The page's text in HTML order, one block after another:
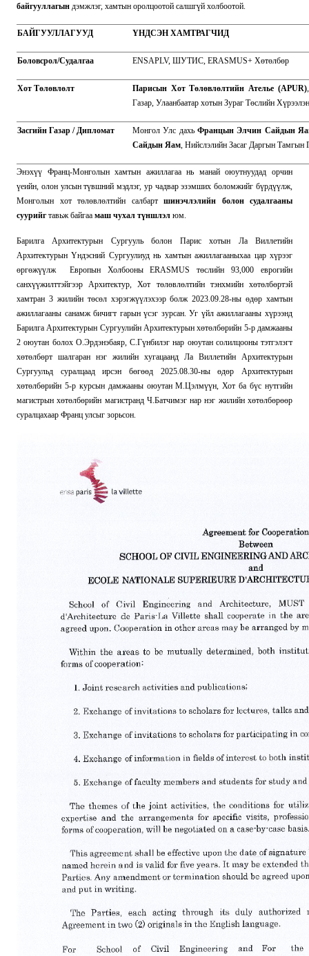
байгууллагын дэмжлэг, хамтын оролцоотой салшгүй холбоотой.
БАЙГУУЛЛАГУУД ҮНДСЭН ХАМТРАГЧИД
Боловсрол/Судалгаа ENSAPLV, ШУТИС, ERASMUS+ Хөтөлбөр
Хот Төлөвлөлт Парисын Хот Төлөвлөлтийн Ателье (APUR)
Газар, Улаанбаатар хотын Зураг Төслийн Хүрээлэн
Засгийн Газар / Дипломат Монгол Улс дахьФранцын Элчин Сайдын
Сайдын Яам , Нийслэлийн Засаг Даргын Тамгын
Энэхүү Франц-Монголын хамтын ажиллагаа нь манай оюутнуудад орчин
үеийн, олон улсын түвшний мэдлэг, ур чадвар эзэмших боломжийг бүрдүүлж,
Монголын хот төлөвлөлтийн салбарт шинэчлэлийн болон судалгааны
суурийгтавьж байгаа маш чухал түншлэл юм.
Барилга Архитектурын Сургууль болон Парис хотын Ла Виллетийн
Архитектурын Үндэсний Сургуулиуд нь хамтын ажиллагааныхаа цар хүрээг
өргөжүүлж Европын Холбооны ERASMUS төслийн 93,000 еврогийн
санхүүжилттэйгээр Архитектур, Хот төлөвлөлтийн тэнхмийн хөтөлбөртэй
хамтран 3 жилийн төсөл хэрэгжүүлэхээр болж 2023.09.28-ны өдөр хамтын
ажиллагааны санамж бичигт гарын үсэг зурсан. Уг үйл ажиллагааны хүрээнд
Барилга Архитектурын Сургуулийн Архитектурын хөтөлбөрийн 5-р дамжааны
2 оюутан болох О.Эрдэнэбаяр, С.Гүнбилэг нар оюутан солилцооны тэтгэлэгт
хөтөлбөрт шалгаран нэг жилийн хугацаанд Ла Виллетийн Архитектурын
Сургуульд суралцаад ирсэн бөгөөд 2025.08.30-ны өдөр Архитектурын
хөтөлбөрийн 5-р курсын дамжааны оюутан М.Цэлмүүн, Хот ба бүс нутгийн
магистрын хөтөлбөрийн магистранд Ч.Батчимэг нар нэг жилийн хөтөлбөрөөр
суралцахаар Франц улсыг зорьсон.